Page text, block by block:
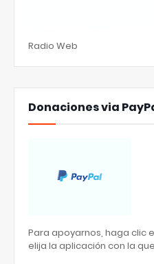
Radio Web
Donaciones via
Para apoyarnos, haga clic
elija la aplicación con la